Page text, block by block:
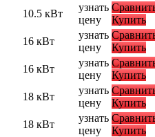
10.5 кВт
узнать
цену
Купить
16 кВт
узнать
цену
Купить
16 кВт
узнать
цену
Купить
18 кВт
узнать
цену
Купить
18 кВт
узнать
цену
Купить